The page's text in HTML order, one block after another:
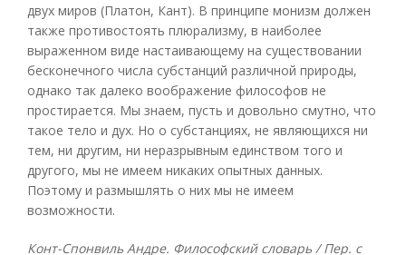
двух миров (Платон, Кант). В принципе монизм должен
также противостоять плюрализму, в наиболее
выраженном виде настаивающему на существовании
бесконечного числа субстанций различной природы,
однако так далеко воображение философов не
простирается. Мы знаем, пусть и довольно смутно, что
такое тело и дух. Но о субстанциях, не являющихся ни
тем, ни другим, ни неразрывным единством того и
другого, мы не имеем никаких опытных данных.
Поэтому и размышлять о них мы не имеем
возможности.
Конт-Спонвиль Андре. Философский словарь / Пер. с